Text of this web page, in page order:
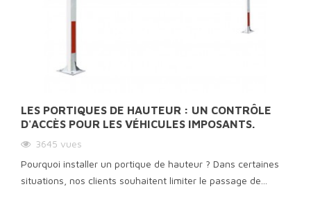
LES PORTIQUES DE HAUTEUR : UN CONTRÔLE
D'ACCÈS POUR LES VÉHICULES IMPOSANTS.
3645 vues
Pourquoi installer un portique de hauteur ? Dans certaines
situations, nos clients souhaitent limiter le passage de...